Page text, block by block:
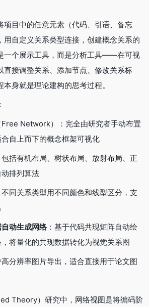
项目中的任意元素（代码、引语、备忘
用自定义关系类型连接，创建概念关系的
一个展示工具，而是分析工具——在可视
直接调整关系、添加节点、修改关系标
身就是理论建构的思考过程。
Free Network）：完全由研究者手动布置
自上而下的概念框架可视化
包括有机布局、树状布局、放射布局、正
排列算法
不同关系类型用不同颜色和线型区分，支
动生成网络：基于代码共现矩阵自动绘
将量化的共现数据转化为视觉关系图
高分辨率图片导出，适合直接用于论文图
Theory）研究中，网络视图是将编码阶